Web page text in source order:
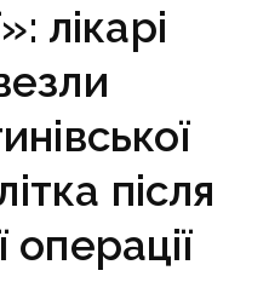
лікарі
після
операції